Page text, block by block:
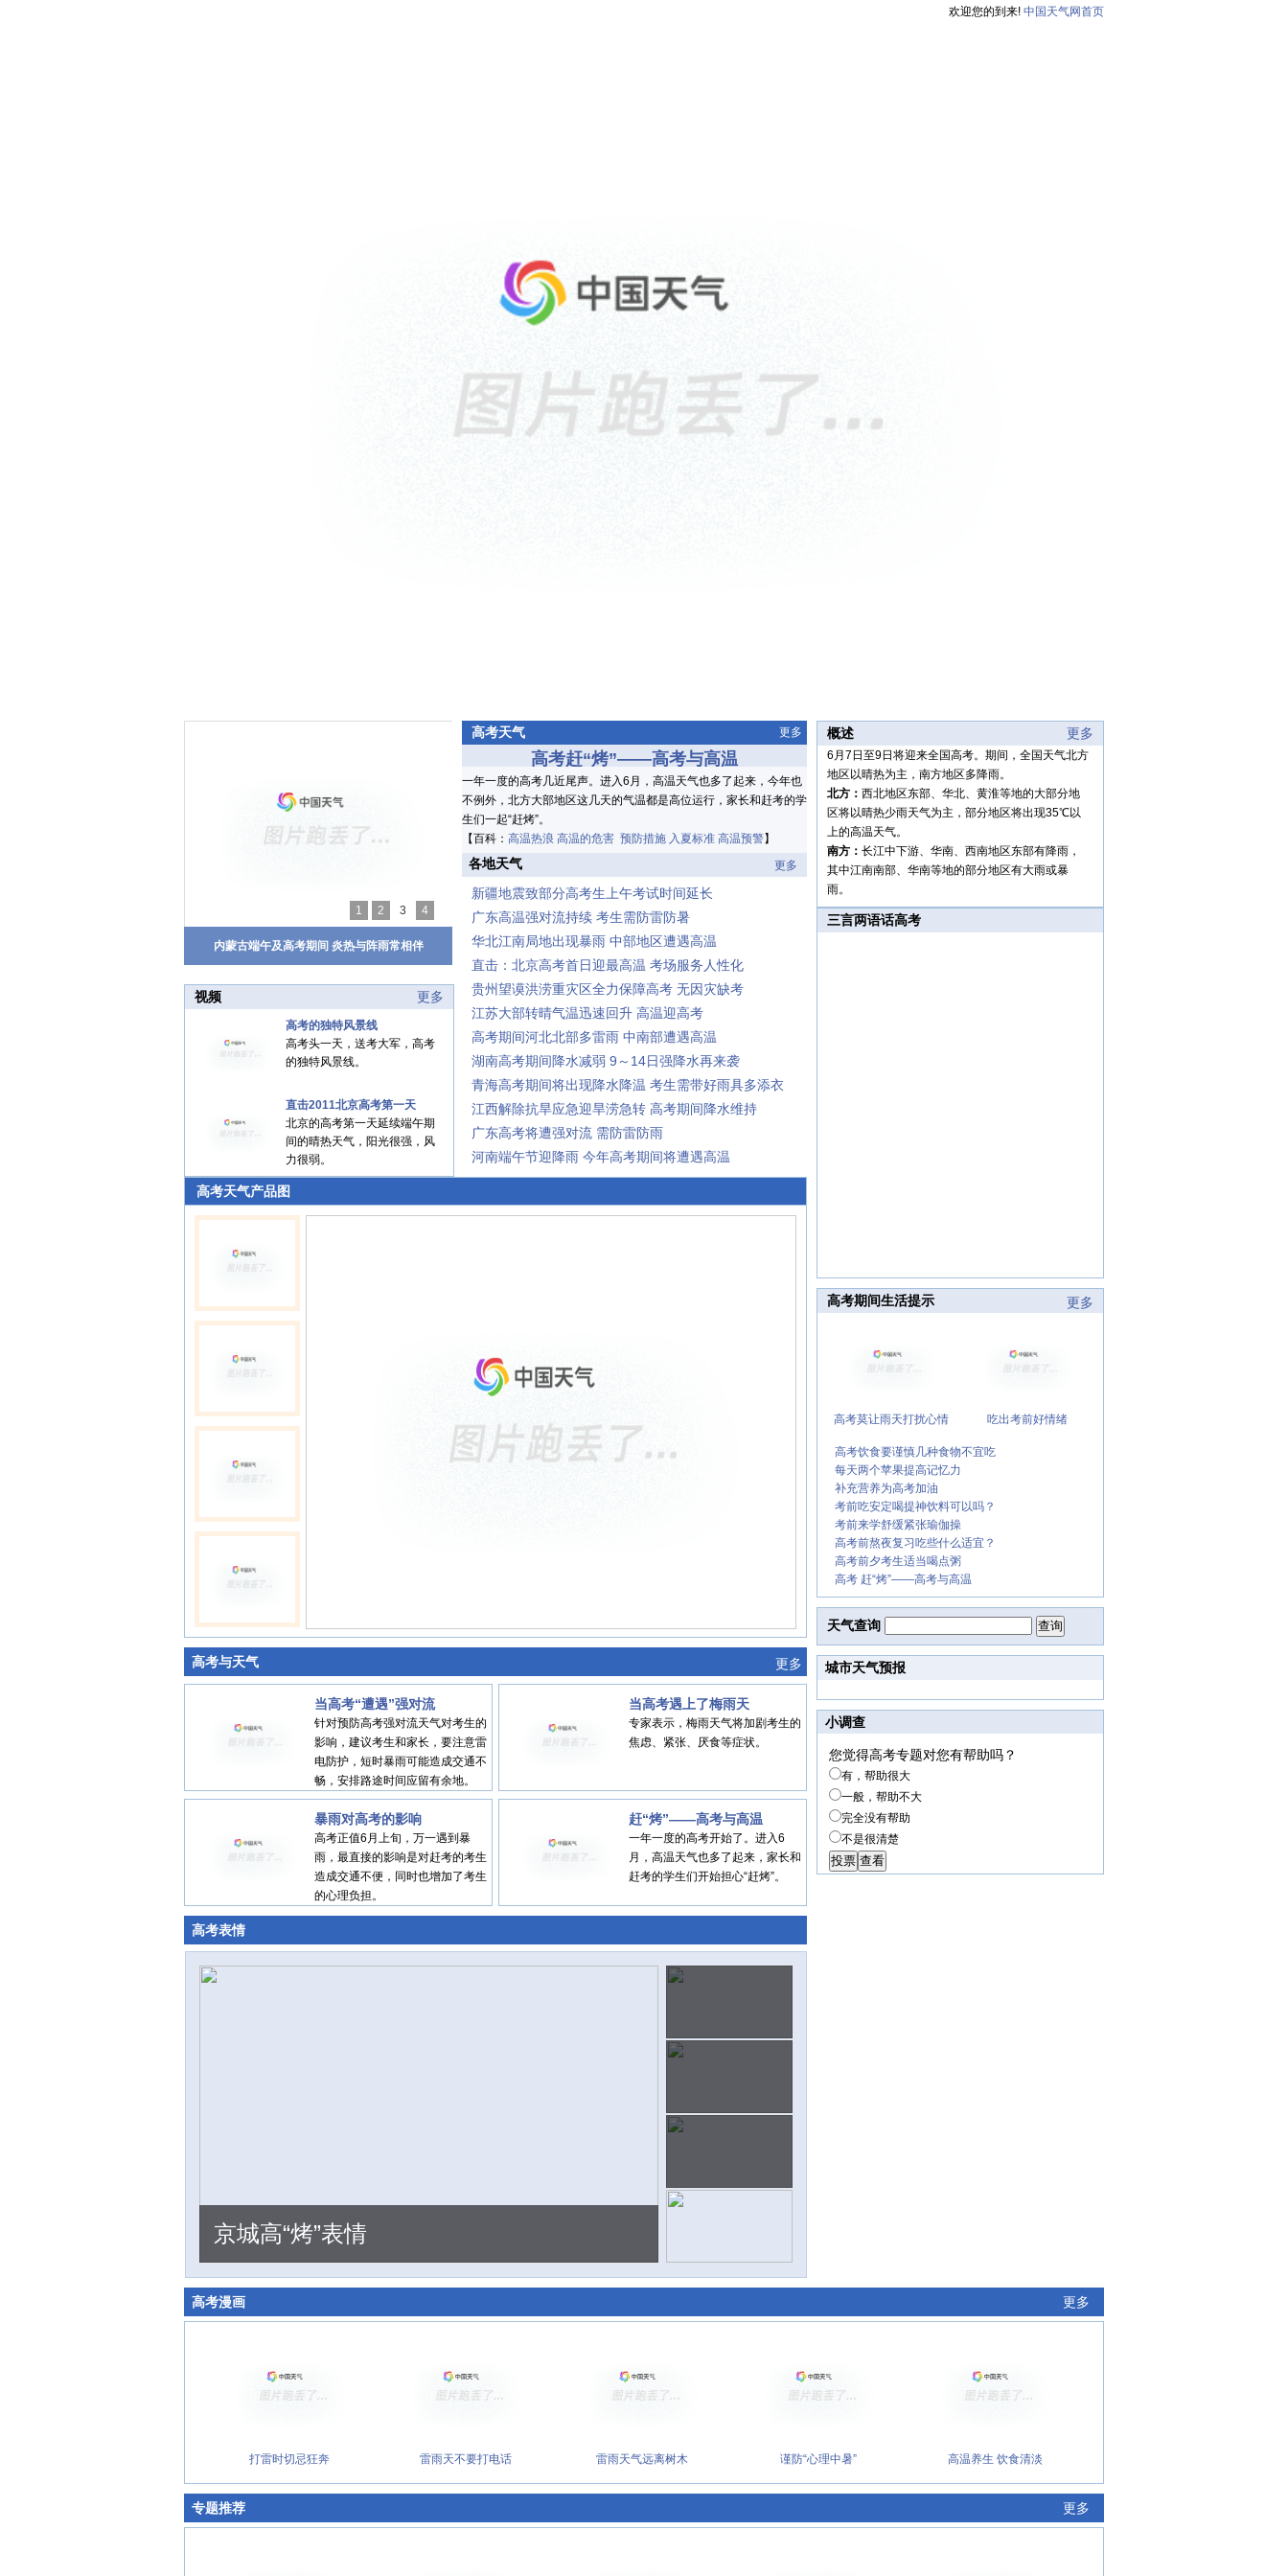
欢迎您的到来! 中国天气网首页
1 2 3 4
内蒙古端午及高考期间 炎热与阵雨常相伴
视频 更多
高考的独特风景线
高考头一天，送考大军，高考
的独特风景线。
直击2011北京高考第一天
北京的高考第一天延续端午期
间的晴热天气，阳光很强，风
力很弱。
高考天气 更多
高考赶“烤”——高考与高温
一年一度的高考几近尾声。进入6月，高温天气也多了起来，今年也
不例外，北方大部地区这几天的气温都是高位运行，家长和赶考的学
生们一起“赶烤”。
【百科： 高温热浪 高温的危害 预防措施 入夏标准 高温预警】
各地天气 更多
新疆地震致部分高考生上午考试时间延长
广东高温强对流持续 考生需防雷防暑
华北江南局地出现暴雨 中部地区遭遇高温
直击：北京高考首日迎最高温 考场服务人性化
贵州望谟洪涝重灾区全力保障高考 无因灾缺考
江苏大部转晴气温迅速回升 高温迎高考
高考期间河北北部多雷雨 中南部遭遇高温
湖南高考期间降水减弱 9～14日强降水再来袭
青海高考期间将出现降水降温 考生需带好雨具多添衣
江西解除抗旱应急迎旱涝急转 高考期间降水维持
广东高考将遭强对流 需防雷防雨
河南端午节迎降雨 今年高考期间将遭遇高温
高考天气产品图
高考与天气 更多
当高考“遭遇”强对流
针对预防高考强对流天气对考生的
影响，建议考生和家长，要注意雷
电防护，短时暴雨可能造成交通不
畅，安排路途时间应留有余地。
当高考遇上了梅雨天
专家表示，梅雨天气将加剧考生的
焦虑、紧张、厌食等症状。
暴雨对高考的影响
高考正值6月上旬，万一遇到暴
雨，最直接的影响是对赶考的考生
造成交通不便，同时也增加了考生
的心理负担。
赶“烤”——高考与高温
一年一度的高考开始了。进入6
月，高温天气也多了起来，家长和
赶考的学生们开始担心“赶烤”。
高考表情
京城高“烤”表情
概述 更多
6月7日至9日将迎来全国高考。期间，全国天气北方
地区以晴热为主，南方地区多降雨。
北方： 西北地区东部、华北、黄淮等地的大部分地
区将以晴热少雨天气为主，部分地区将出现35℃以
上的高温天气。
南方： 长江中下游、华南、西南地区东部有降雨，
其中江南南部、华南等地的部分地区有大雨或暴
雨。
三言两语话高考
高考期间生活提示 更多
高考莫让雨天打扰心情 吃出考前好情绪
高考饮食要谨慎几种食物不宜吃
每天两个苹果提高记忆力
补充营养为高考加油
考前吃安定喝提神饮料可以吗？
考前来学舒缓紧张瑜伽操
高考前熬夜复习吃些什么适宜？
高考前夕考生适当喝点粥
高考 赶“烤”——高考与高温
天气查询
城市天气预报
小调查
您觉得高考专题对您有帮助吗？
有，帮助很大
一般，帮助不大
完全没有帮助
不是很清楚
高考漫画 更多
打雷时切忌狂奔 雷雨天不要打电话 雷雨天气远离树木 谨防“心理中暑” 高温养生 饮食清淡
专题推荐 更多